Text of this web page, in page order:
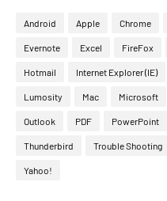
Android Apple Chrome
Evernote Excel FireFox
Hotmail Internet Explorer (IE)
Lumosity Mac Microsoft
Outlook PDF PowerPoint
Thunderbird Trouble Shooting
Yahoo!